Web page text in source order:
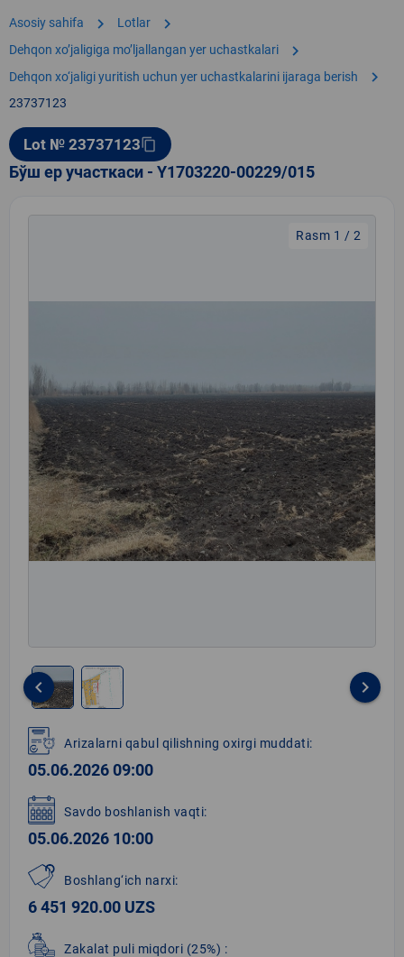
Asosiy sahifa chevron_right Lotlar chevron_right
Dehqon xoʼjaligiga moʼljallangan yer uchastkalari chevron_right
Dehqon xo‘jaligi yuritish uchun yer uchastkalarini ijaraga berish chevron_right
23737123
Lot № 23737123content_copy
Бўш ер участкаси - Y1703220-00229/015
Rasm 1 / 2
1
of
2
keyboard_arrow_left keyboard_arrow_right
Arizalarni qabul qilishning oxirgi muddati:
05.06.2026 09:00
Savdo boshlanish vaqti:
05.06.2026 10:00
Boshlang‘ich narxi:
6 451 920.00 UZS
Zakalat puli miqdori (25%) :